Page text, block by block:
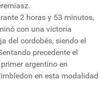
2 horas y 53 minutos,
con una victoria
del cordobés, siendo el
precedente el
argentino en
en esta modalidad